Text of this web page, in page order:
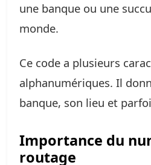
une banque ou une
monde.
Ce code a plusieurs
alphanumériques. Il
banque, son lieu et
Importance du
routage